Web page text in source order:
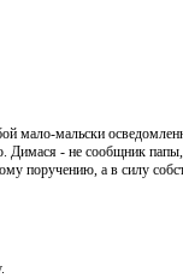
мало-мальски
Димася - не сообщник
поручению, а в силу